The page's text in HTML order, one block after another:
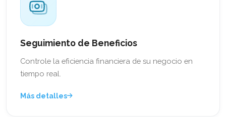
Seguimiento de Beneficios
Controle la eficiencia financiera de su negocio en
tiempo real.
Más detalles